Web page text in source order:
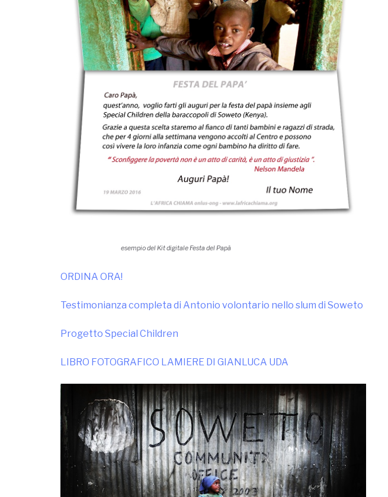
esempio del Kit digitale Festa del Papà
ORDINA ORA!
Testimonianza completa di Antonio volontario nello slum di Soweto
Progetto Special Children
LIBRO FOTOGRAFICO LAMIERE DI GIANLUCA UDA